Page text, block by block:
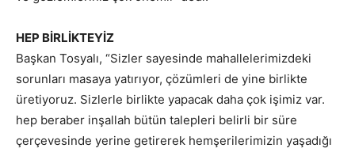
HEP BİRLİKTEYİZ
Başkan Tosyalı, “Sizler sayesinde mahallelerimizdeki
sorunları masaya yatırıyor, çözümleri de yine birlikte
üretiyoruz. Sizlerle birlikte yapacak daha çok işimiz var.
hep beraber inşallah bütün talepleri belirli bir süre
çerçevesinde yerine getirerek hemşerilerimizin yaşadığı